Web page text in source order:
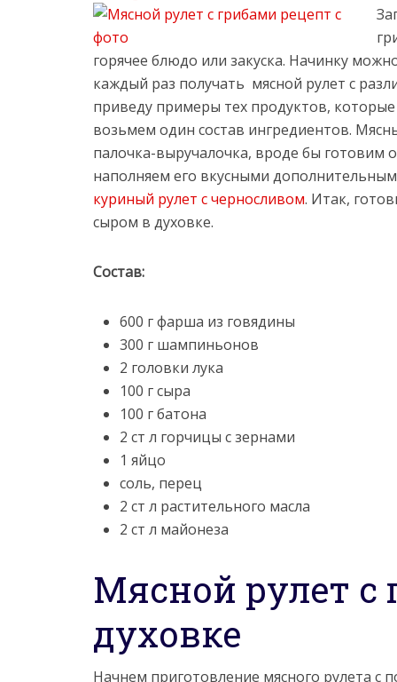
горячее блюдо или закуска. Начинку
каждый раз получать мясной рулет с
приведу примеры тех продуктов,
возьмем один состав ингредиентов.
палочка-выручалочка, вроде бы готовим
наполняем его вкусными
куриный рулет с черносливом. Итак,
сыром в духовке.
Состав:
600 г фарша из говядины
300 г шампиньонов
2 головки лука
100 г сыра
100 г батона
2 ст л горчицы с зернами
1 яйцо
соль, перец
2 ст л растительного масла
2 ст л майонеза
Мясной рулет с
духовке
Начнем приготовление мясного рулета с